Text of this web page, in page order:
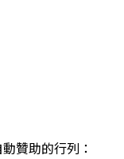
贊助的行列：